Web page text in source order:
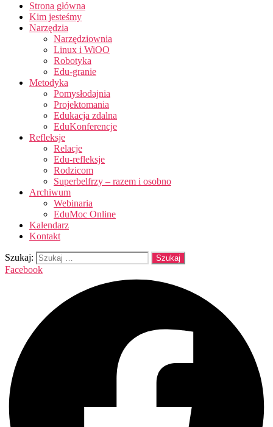
Strona główna
Kim jesteśmy
Narzędzia
Narzędziownia
Linux i WiOO
Robotyka
Edu-granie
Metodyka
Pomysłodajnia
Projektomania
Edukacja zdalna
EduKonferencje
Refleksje
Relacje
Edu-refleksje
Rodzicom
Superbelfrzy – razem i osobno
Archiwum
Webinaria
EduMoc Online
Kalendarz
Kontakt
Szukaj:
Facebook